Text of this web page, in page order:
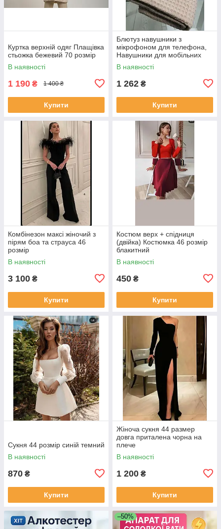
Куртка верхній одяг Плащівка
стьожка бежевий 70 розмір
В наявності
1 190 ₴ 1 400 ₴
Купити
Блютуз навушники з
мікрофоном для телефона,
Навушники для мобільних
телефонів PRO музики YV-30
В наявності
1 262 ₴
Купити
Комбінезон максі жіночий з
пірям боа та страуса 46
розмір
В наявності
3 100 ₴
Купити
Костюм верх + спідниця
(двійка) Костюмка 46 розмір
блакитний
В наявності
450 ₴
Купити
Сукня 44 розмір синій темний
В наявності
870 ₴
Купити
Жіноча сукня 44 размер
довга приталена чорна на
плече
В наявності
1 200 ₴
Купити
–50%